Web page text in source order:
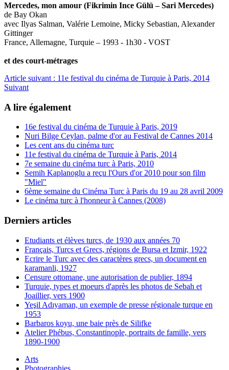
Mercedes, mon amour (Fikrimin Ince Gülü – Sari Mercedes)
de Bay Okan
avec Ilyas Salman, Valérie Lemoine, Micky Sebastian, Alexander
Gittinger
France, Allemagne, Turquie – 1993 - 1h30 - VOST
et des court-métrages
Article suivant : 11e festival du cinéma de Turquie à Paris, 2014
Suivant
A lire également
16e festival du cinéma de Turquie à Paris, 2019
Nuri Bilge Ceylan, palme d'or au Festival de Cannes 2014
Les cent ans du cinéma turc
11e festival du cinéma de Turquie à Paris, 2014
7e semaine du cinéma turc à Paris, 2010
Semih Kaplanoglu a reçu l'Ours d'or 2010 pour son film
"Miel"
6ème semaine du Cinéma Turc à Paris du 19 au 28 avril 2009
Le cinéma turc à l'honneur à Cannes (2008)
Derniers articles
Etudiants et élèves turcs, de 1930 aux années 70
Français, Turcs et Grecs, régions de Bursa et Izmir, 1922
Ecrire le Turc avec des caractères grecs, un document en
karamanli, 1927
Censure ottomane, une autorisation de publier, 1894
Turquie, types et moeurs d'après les photos de Sebah et
Joaillier, vers 1900
Yeşil Adıyaman, un exemple de presse régionale turque en
1953
Barbaros koyu, une baie près de Silifke
Atelier Phébus, Constantinople, portraits de famille, vers
1890-1900
Arts
Photographies